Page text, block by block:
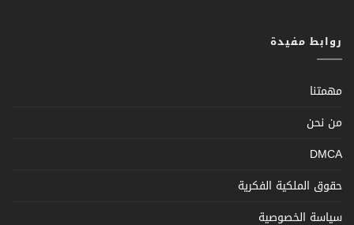
روابط مفيدة
مهمتنا
من نحن
DMCA
حقوق الملكية الفكرية
سياسة الخصوصية